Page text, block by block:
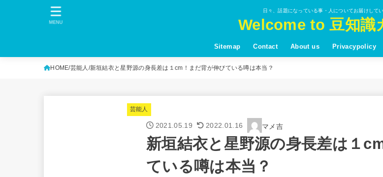
日々、話題になっている事・人についてお届けしてい
Welcome to 豆知識
Sitemap Contact About us Privacypolicy
MENU
HOME 芸能人 新垣結衣と星野源の身長差は１cm！まだ背が伸びている噂は本当？
芸能人
2021.05.19 2022.01.16 マメ吉
新垣結衣と星野源の身長差は１
ている噂は本当？